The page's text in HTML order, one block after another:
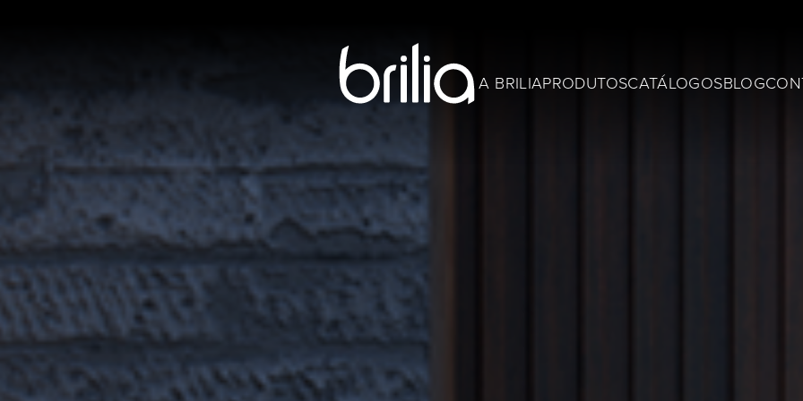
A BRILIAPRODUTOSCATÁLOGOSBLOG